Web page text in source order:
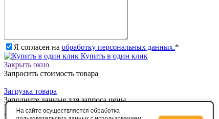
Я согласен на обработку персональных данных.*
Купить в один клик
Закрыть окно
Запросить стоимость товара
Загрузка товара
Заполните данные для запроса цены
На сайте осуществляется обработка